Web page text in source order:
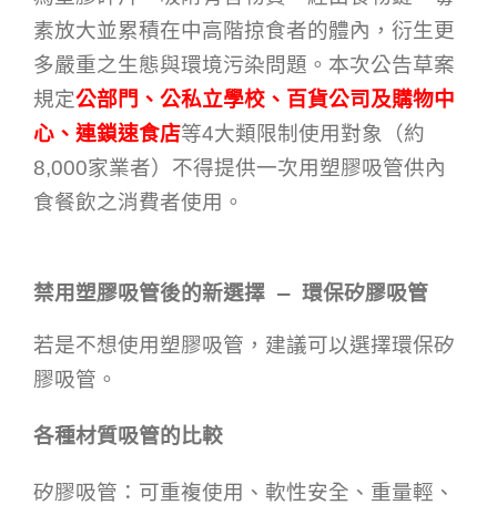
素放大並累積在中高階掠食者的體內，衍生更
多嚴重之生態與環境污染問題。本次公告草案
規定公部門、公私立學校、百貨公司及購物中
心、連鎖速食店等4大類限制使用對象（約
8,000家業者）不得提供一次用塑膠吸管供內
食餐飲之消費者使用。
禁用塑膠吸管後的新選擇 — 環保矽膠吸管
若是不想使用塑膠吸管，建議可以選擇環保矽
膠吸管。
各種材質吸管的比較
矽膠吸管：可重複使用、軟性安全、重量輕、